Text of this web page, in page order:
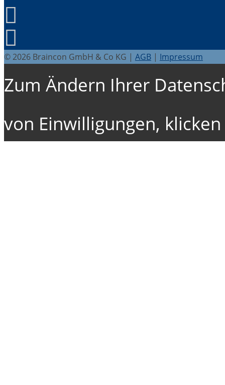
© 2026 Braincon GmbH & Co KG | AGB | Impressum
Zum Ändern Ihrer
von Einwilligungen,